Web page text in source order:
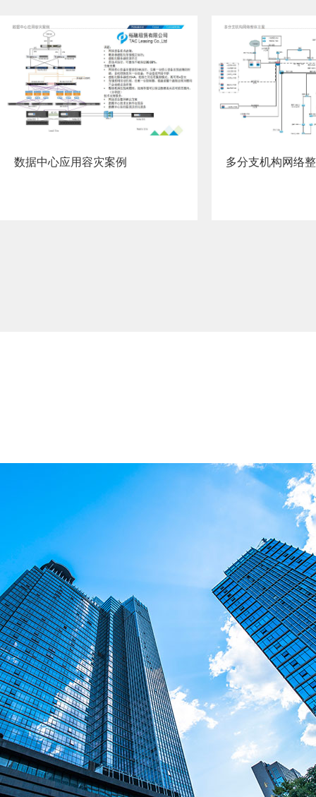
多分支机构网络整体方案 两地数据中心容